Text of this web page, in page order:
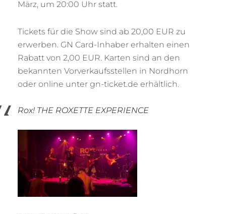
März, um 20:00 Uhr statt.
Tickets für die Show sind ab 20,00 EUR zu
erwerben. GN Card-Inhaber erhalten einen
Rabatt von 2,00 EUR. Karten sind an den
bekannten Vorverkaufsstellen in Nordhorn
oder online unter gn-ticket.de erhältlich.
Rox! THE ROXETTE EXPERIENCE